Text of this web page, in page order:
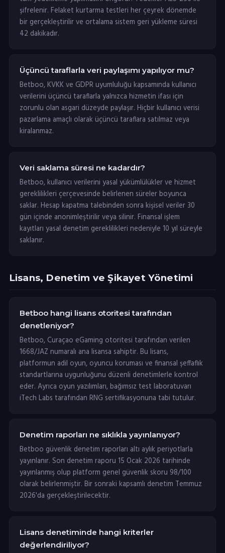
şifrelenir. Felaket kurtarma testleri her çeyrek dönemde
bir gerçekleştirilir ve ortalama sistem geri yükleme süresi
42 dakikadır.
Üçüncü taraflarla veri paylaşımı yapılıyor mu?
Betboo, KVKK ve GDPR uyumluluğu kapsamında kullanıcı
verilerini üçüncü taraflarla yalnızca hizmetin ifası için
zorunlu olan asgari düzeyde paylaşır. Hiçbir kullanıcı verisi
pazarlama amaçlı olarak üçüncü taraflara satılmaz veya
kiralanmaz.
Veri saklama süresi ne kadardır?
Betboo, kullanıcı verilerini yasal yükümlülükler ve hizmet
gereklilikleri çerçevesinde belirlenen süreler boyunca
saklar. Hesap kapatma talebinden sonra kişisel veriler 30
gün içinde anonimleştirilir veya silinir. Finansal işlem
kayıtları yasal denetim gereklilikleri nedeniyle 10 yıl süreyle
saklanır.
Lisans, Denetim ve Şikayet Yönetimi
Betboo hangi lisans otoritesi tarafından
denetleniyor?
Betboo, Curaçao eGaming otoritesi tarafından verilen
1668/JAZ numaralı ana lisansa sahiptir. Bu lisans,
platformun adil oyun, oyuncu koruması ve finansal şeffaflık
standartlarına uygunluğunu düzenli denetimlerle kontrol
eder. Ayrıca oyun yazılımları, bağımsız test laboratuvarı
iTech Labs tarafından RNG sertifikasyonuna tabi tutulur.
Denetim raporları ne sıklıkla yayınlanıyor?
Betboo güvenlik denetim raporları altı aylık periyotlarla
yayınlanır. Son denetim raporu 15 Ocak 2026 tarihinde
yayınlanmış olup platform genel güvenlik skoru 98/100
olarak belirlenmiştir. Bir sonraki kapsamlı denetim Temmuz
2026'da gerçekleştirilecektir.
Lisans denetiminde hangi kriterler
değerlendiriliyor?